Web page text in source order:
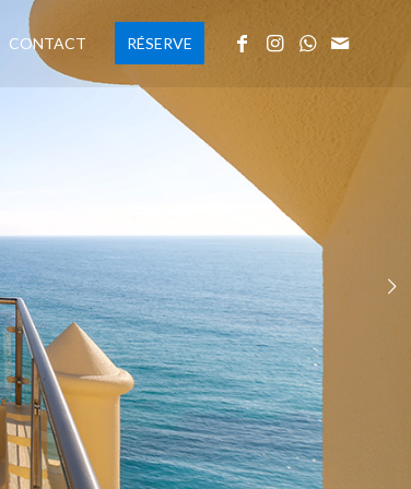
CONTACT RÉSERVE
Suivant